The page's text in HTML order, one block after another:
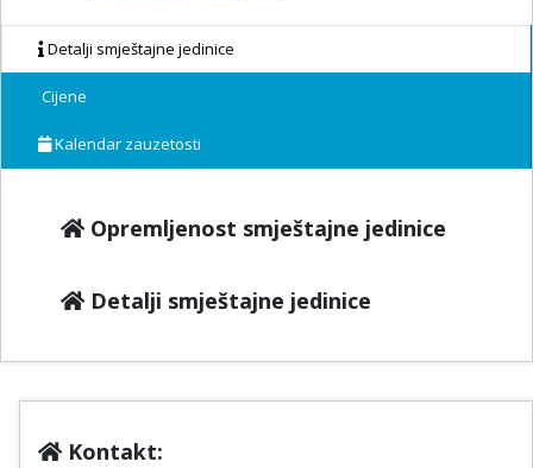
Detalji smještajne jedinice
Cijene
Kalendar zauzetosti
Opremljenost smještajne jedinice
Detalji smještajne jedinice
Kontakt: